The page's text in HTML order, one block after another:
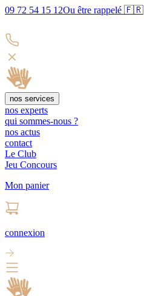
09 72 54 15 12Ou être rappelé 🇫🇷
nos services
nos experts
qui sommes-nous ?
nos actus
contact
Le Club
Jeu Concours
Mon panier
connexion